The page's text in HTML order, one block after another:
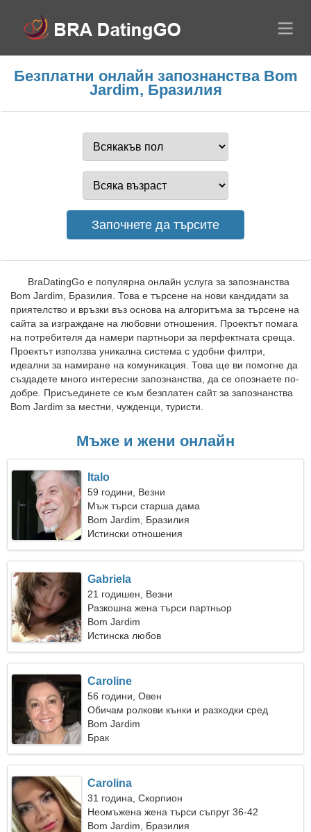
Безплатни онлайн запознанства Bom
Jardim, Бразилия
BraDatingGo е популярна онлайн услуга за запознанства
Bom Jardim, Бразилия. Това е търсене на нови кандидати за
приятелство и връзки въз основа на алгоритъма за търсене на
сайта за изграждане на любовни отношения. Проектът помага
на потребителя да намери партньори за перфектната среща.
Проектът използва уникална система с удобни филтри,
идеални за намиране на комуникация. Това ще ви помогне да
създадете много интересни запознанства, да се опознаете по-
добре. Присъединете се към безплатен сайт за запознанства
Bom Jardim за местни, чужденци, туристи.
Мъже и жени онлайн
Italo
59 години, Везни
Мъж търси старша дама
Bom Jardim, Бразилия
Истински отношения
Gabriela
21 годишен, Везни
Разкошна жена търси партньор
Bom Jardim
Истинска любов
Caroline
56 години, Овен
Обичам ролкови кънки и разходки сред
природата
Bom Jardim
Брак
Carolina
31 година, Скорпион
Неомъжена жена търси съпруг 36-42
Bom Jardim, Бразилия